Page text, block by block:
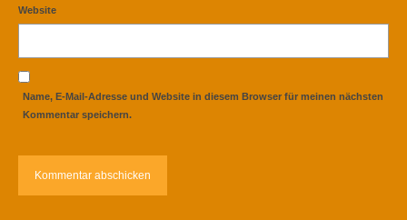
Website
Name, E-Mail-Adresse und Website in diesem Browser für meinen nächsten
Kommentar speichern.